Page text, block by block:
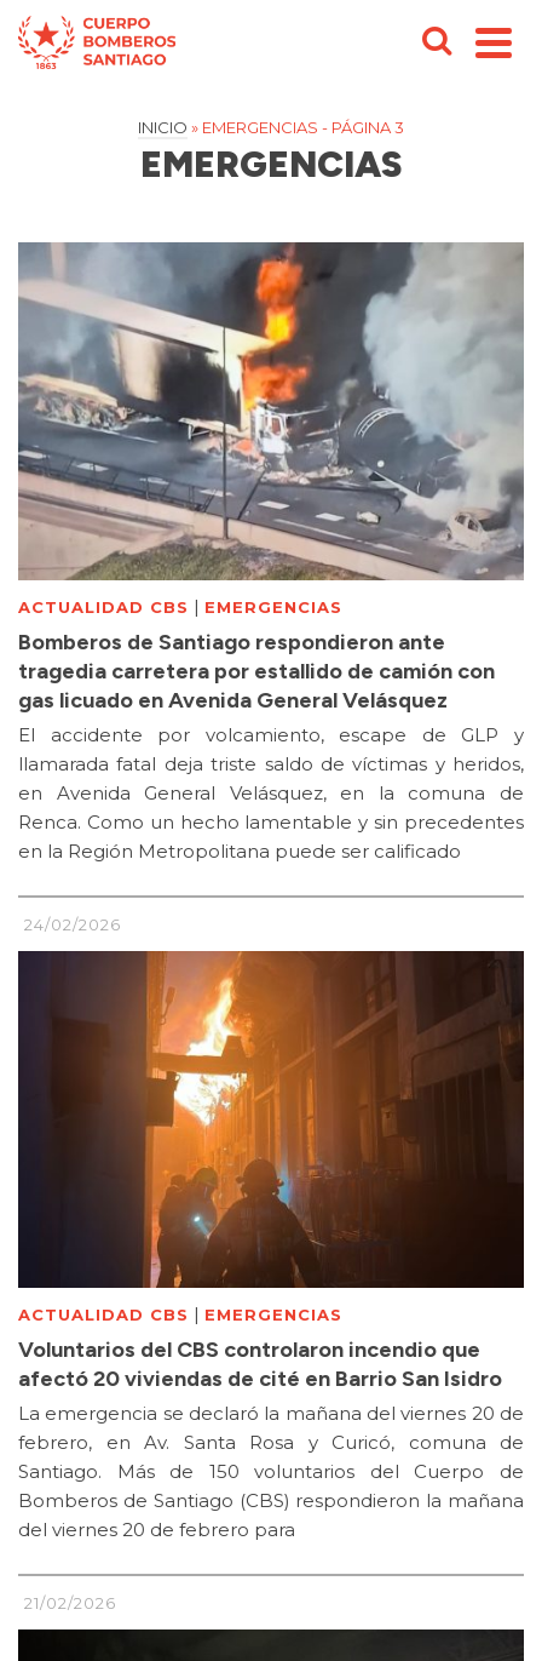
INICIO » EMERGENCIAS - PÁGINA 3
EMERGENCIAS
ACTUALIDAD CBS | EMERGENCIAS
Bomberos de Santiago respondieron ante
tragedia carretera por estallido de camión con
gas licuado en Avenida General Velásquez
El accidente por volcamiento, escape de GLP y
llamarada fatal deja triste saldo de víctimas y heridos,
en Avenida General Velásquez, en la comuna de
Renca. Como un hecho lamentable y sin precedentes
en la Región Metropolitana puede ser calificado
24/02/2026
ACTUALIDAD CBS | EMERGENCIAS
Voluntarios del CBS controlaron incendio que
afectó 20 viviendas de cité en Barrio San Isidro
La emergencia se declaró la mañana del viernes 20 de
febrero, en Av. Santa Rosa y Curicó, comuna de
Santiago. Más de 150 voluntarios del Cuerpo de
Bomberos de Santiago (CBS) respondieron la mañana
del viernes 20 de febrero para
21/02/2026